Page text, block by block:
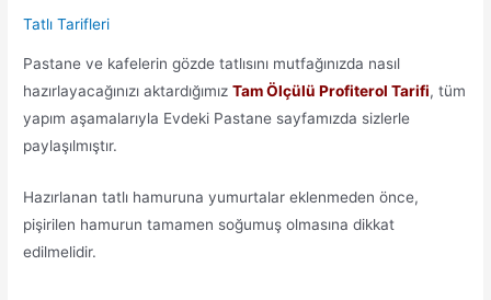
Tatlı Tarifleri
Pastane ve kafelerin gözde tatlısını mutfağınızda nasıl
hazırlayacağınızı aktardığımızTam Ölçülü Profiterol Tarifi, tüm
yapım aşamalarıyla Evdeki Pastane sayfamızda sizlerle
paylaşılmıştır.
Hazırlanan tatlı hamuruna yumurtalar eklenmeden önce,
pişirilen hamurun tamamen soğumuş olmasına dikkat
edilmelidir.